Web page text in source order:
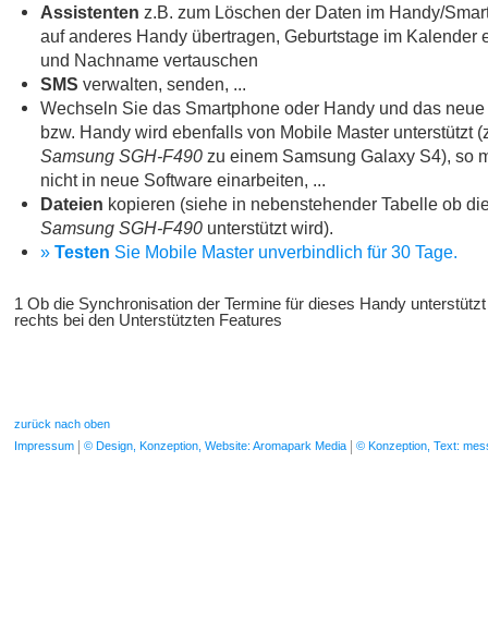
Assistenten z.B. zum Löschen der Daten im Handy/
auf anderes Handy übertragen, Geburtstage im Kalender
und Nachname vertauschen
SMS verwalten, senden, ...
Wechseln Sie das Smartphone oder Handy und das
bzw. Handy wird ebenfalls von Mobile Master unterstützt
Samsung SGH-F490 zu einem Samsung Galaxy S4), so
nicht in neue Software einarbeiten, ...
Dateien kopieren (siehe in nebenstehender Tabelle ob
Samsung SGH-F490 unterstützt wird).
» Testen Sie Mobile Master unverbindlich für 30 Tage.
1 Ob die Synchronisation der Termine für dieses Handy
rechts bei den Unterstützten Features
zurück nach oben
Impressum
© Design, Konzeption, Website: Aromapark Media © Konzeption, Text: